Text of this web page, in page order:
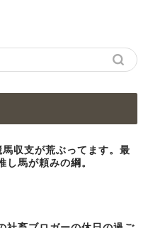
馬収支が荒ぶってます。最
し馬が頼みの綱。